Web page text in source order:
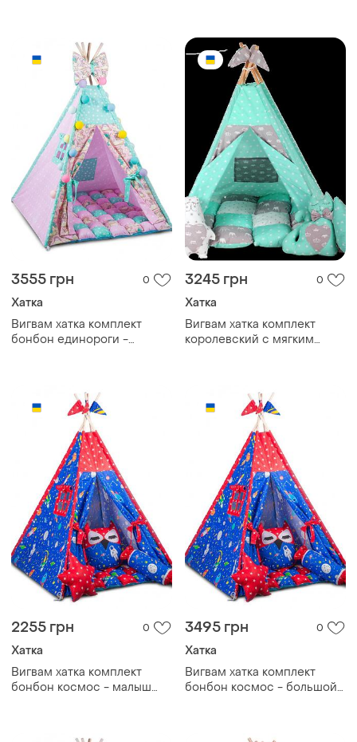
3555 грн 0
Хатка
Вигвам хатка комплект
бонбон единороги -
3245 грн 0
Хатка
Вигвам хатка комплект
королевский с мягким
2255 грн 0
Хатка
Вигвам хатка комплект
бонбон космос - малыш
3495 грн 0
Хатка
Вигвам хатка комплект
бонбон космос - большой